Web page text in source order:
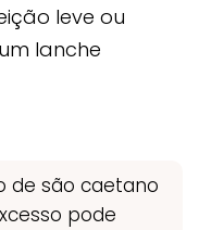
leve ou
lanche
de são caetano
pode